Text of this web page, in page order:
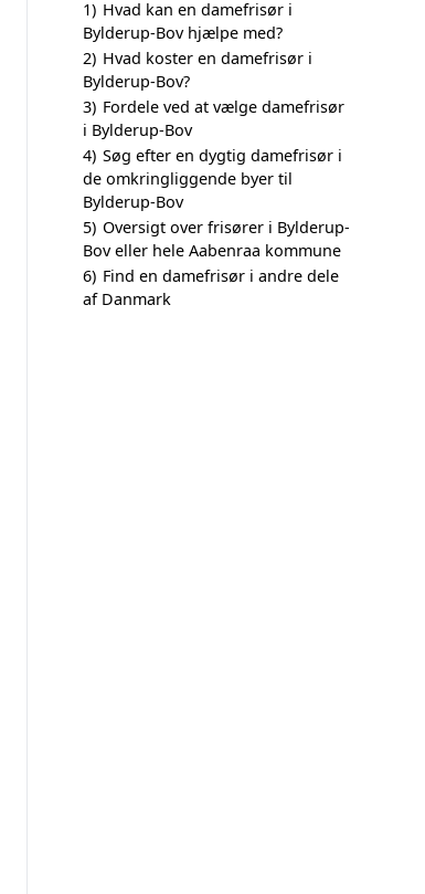
1) Hvad kan en damefrisør i
Bylderup-Bov hjælpe med?
2) Hvad koster en damefrisør i
Bylderup-Bov?
3) Fordele ved at vælge damefrisør
i Bylderup-Bov
4) Søg efter en dygtig damefrisør i
de omkringliggende byer til
Bylderup-Bov
5) Oversigt over frisører i Bylderup-
Bov eller hele Aabenraa kommune
6) Find en damefrisør i andre dele
af Danmark